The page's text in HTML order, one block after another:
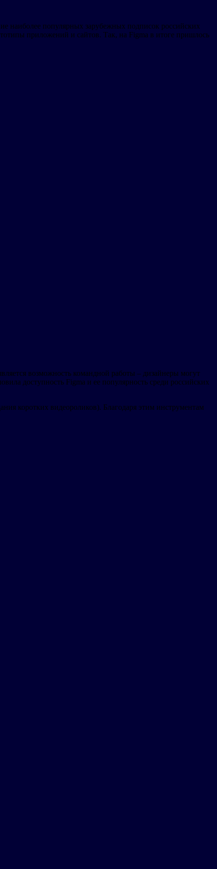
наиболее популярных зарубежных подписок российских
приложений и сайтов. Так, на Figma в итоге пришлось
возможность командной работы – дизайнеры могут
доступность Figma и ее популярность среди российских
коротких видеороликов). Благодаря этим инструментам